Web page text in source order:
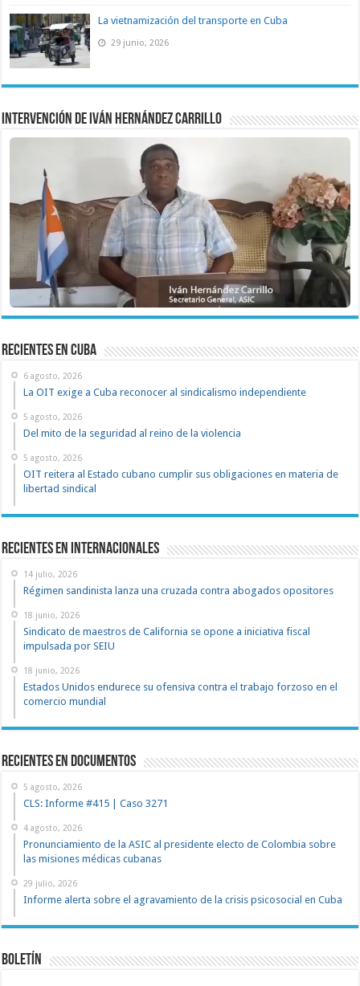
La vietnamización del transporte en Cuba
29 junio, 2026
Intervención de Iván Hernández Carrillo
recientes en cuba
6 agosto, 2026
La OIT exige a Cuba reconocer al sindicalismo independiente
5 agosto, 2026
Del mito de la seguridad al reino de la violencia
5 agosto, 2026
OIT reitera al Estado cubano cumplir sus obligaciones en materia de
libertad sindical
Recientes en Internacionales
14 julio, 2026
Régimen sandinista lanza una cruzada contra abogados opositores
18 junio, 2026
Sindicato de maestros de California se opone a iniciativa fiscal
impulsada por SEIU
18 junio, 2026
Estados Unidos endurece su ofensiva contra el trabajo forzoso en el
comercio mundial
recientes en documentos
5 agosto, 2026
CLS: Informe #415 | Caso 3271
4 agosto, 2026
Pronunciamiento de la ASIC al presidente electo de Colombia sobre
las misiones médicas cubanas
29 julio, 2026
Informe alerta sobre el agravamiento de la crisis psicosocial en Cuba
Boletín